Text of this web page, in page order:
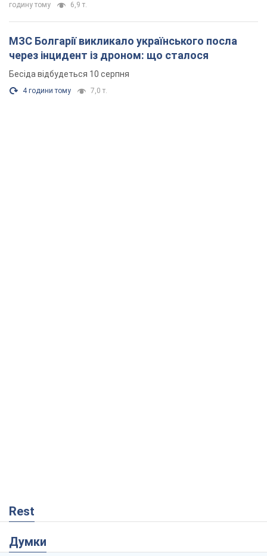
годину тому 6,9 т.
МЗС Болгарії викликало українського посла
через інцидент із дроном: що сталося
Бесіда відбудеться 10 серпня
4 години тому 7,0 т.
Rest
Думки